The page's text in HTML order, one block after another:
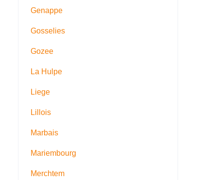
Genappe
Gosselies
Gozee
La Hulpe
Liege
Lillois
Marbais
Mariembourg
Merchtem